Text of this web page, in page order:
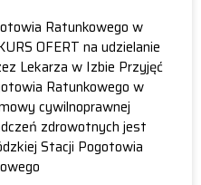
Ratunkowego w
OFERT na udzielanie
Lekarza w Izbie Przyjęć
Ratunkowego w
cywilnoprawnej
zdrowotnych jest
Stacji Pogotowia